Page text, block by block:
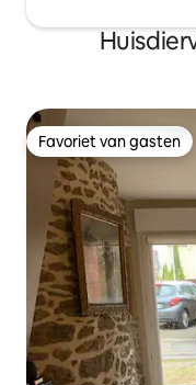
Favoriet van gasten
Favoriet van gasten